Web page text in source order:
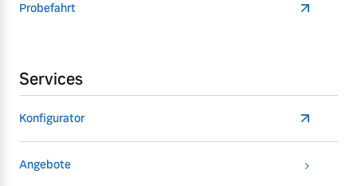
Probefahrt
Services
Konfigurator
Angebote